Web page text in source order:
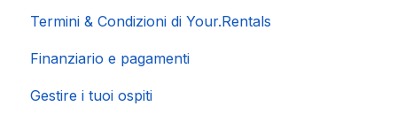
Termini & Condizioni di Your.Rentals
Finanziario e pagamenti
Gestire i tuoi ospiti